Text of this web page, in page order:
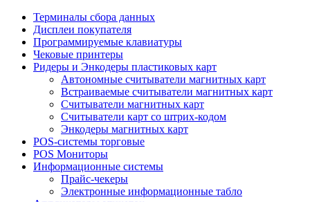
Терминалы сбора данных
Дисплеи покупателя
Программируемые клавиатуры
Чековые принтеры
Ридеры и Энкодеры пластиковых карт
Автономные считыватели магнитных карт
Встраиваемые считыватели магнитных карт
Считыватели магнитных карт
Считыватели карт со штрих-кодом
Энкодеры магнитных карт
POS-системы торговые
POS Мониторы
Информационные системы
Прайс-чекеры
Электронные информационные табло